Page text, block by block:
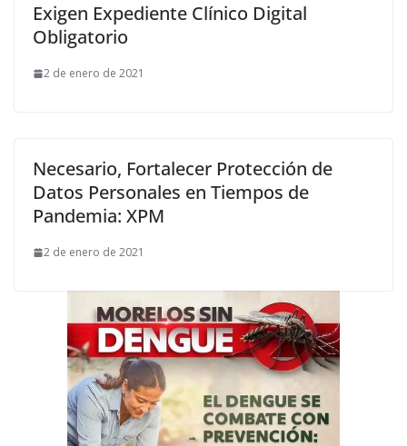
Exigen Expediente Clínico Digital
Obligatorio
2 de enero de 2021
Necesario, Fortalecer Protección de
Datos Personales en Tiempos de
Pandemia: XPM
2 de enero de 2021